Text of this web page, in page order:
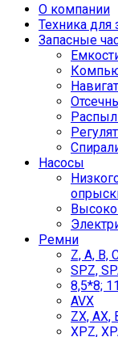
О компании
Техника для
Запасные
Насосы
Ремни
Z, А, В,
SPZ,
8,5*8;
AVX
ZX, AX,
XPZ,